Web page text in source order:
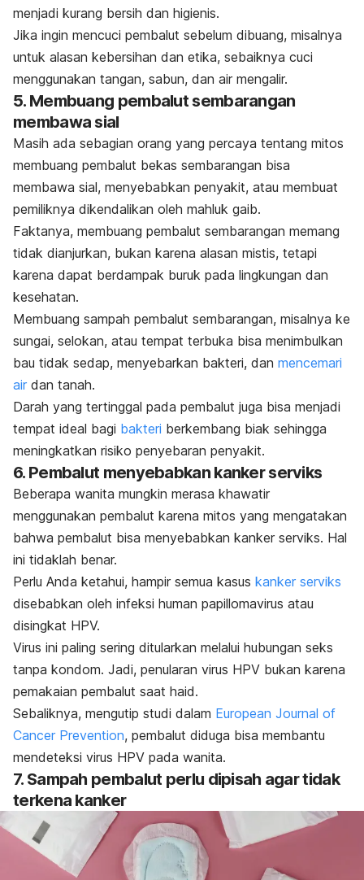
menjadi kurang bersih dan higienis.
Jika ingin mencuci pembalut sebelum dibuang, misalnya
untuk alasan kebersihan dan etika, sebaiknya cuci
menggunakan tangan, sabun, dan air mengalir.
5. Membuang pembalut sembarangan
membawa sial
Masih ada sebagian orang yang percaya tentang mitos
membuang pembalut bekas sembarangan bisa
membawa sial, menyebabkan penyakit, atau membuat
pemiliknya dikendalikan oleh mahluk gaib.
Faktanya, membuang pembalut sembarangan memang
tidak dianjurkan, bukan karena alasan mistis, tetapi
karena dapat berdampak buruk pada lingkungan dan
kesehatan.
Membuang sampah pembalut sembarangan, misalnya ke
sungai, selokan, atau tempat terbuka bisa menimbulkan
bau tidak sedap, menyebarkan bakteri, dan mencemari
air dan tanah.
Darah yang tertinggal pada pembalut juga bisa menjadi
tempat ideal bagi bakteri berkembang biak sehingga
meningkatkan risiko penyebaran penyakit.
6. Pembalut menyebabkan kanker serviks
Beberapa wanita mungkin merasa khawatir
menggunakan pembalut karena mitos yang mengatakan
bahwa pembalut bisa menyebabkan kanker serviks. Hal
ini tidaklah benar.
Perlu Anda ketahui, hampir semua kasus kanker serviks
disebabkan oleh infeksi human papillomavirus atau
disingkat HPV.
Virus ini paling sering ditularkan melalui hubungan seks
tanpa kondom. Jadi, penularan virus HPV bukan karena
pemakaian pembalut saat haid.
Sebaliknya, mengutip studi dalam European Journal of
Cancer Prevention, pembalut diduga bisa membantu
mendeteksi virus HPV pada wanita.
7. Sampah pembalut perlu dipisah agar tidak
terkena kanker